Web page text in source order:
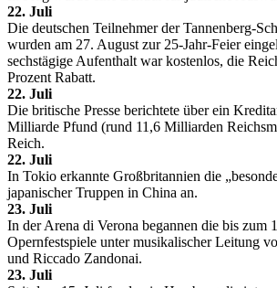
22. Juli
Die deutschen Teilnehmer der Tannenberg-
wurden am 27. August zur 25-Jahr-Feier
sechstägige Aufenthalt war kostenlos, die
Prozent Rabatt.
22. Juli
Die britische Presse berichtete über ein
Milliarde Pfund (rund 11,6 Milliarden
Reich.
22. Juli
In Tokio erkannte Großbritannien die
japanischer Truppen in China an.
23. Juli
In der Arena di Verona begannen die bis zum
Opernfestspiele unter musikalischer Leitung
und Riccado Zandonai.
23. Juli